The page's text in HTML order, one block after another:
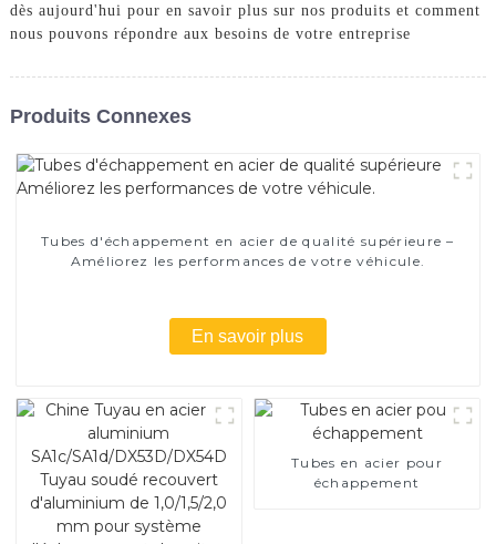
dès aujourd'hui pour en savoir plus sur nos produits et comment
nous pouvons répondre aux besoins de votre entreprise
Produits Connexes
Tubes d'échappement en acier de qualité supérieure –
Améliorez les performances de votre véhicule.
En savoir plus
Tubes en acier pour
échappement